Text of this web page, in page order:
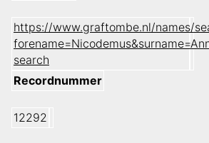
https://www.graftombe.nl/names/
search
Recordnummer
12292